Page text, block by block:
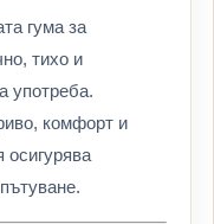
гума за
тихо и
употреба.
комфорт и
осигурява